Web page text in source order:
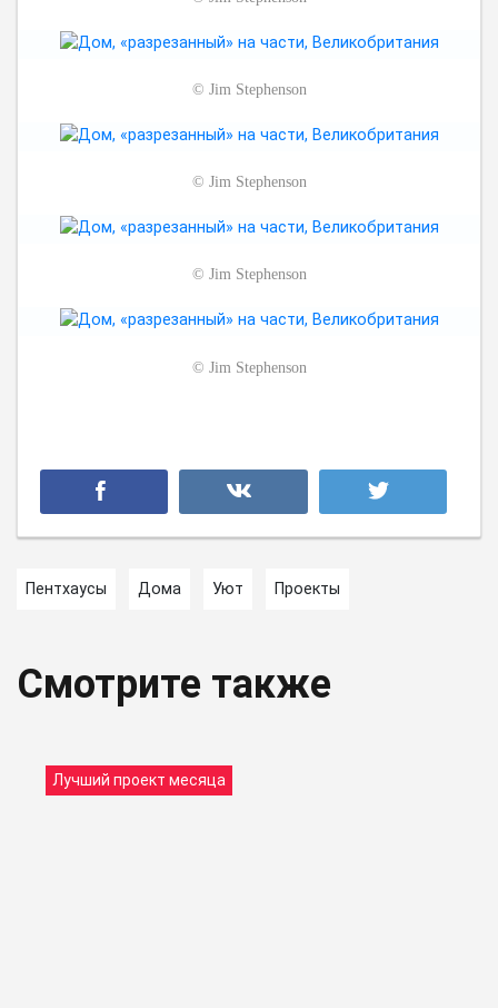
© Jim Stephenson
© Jim Stephenson
© Jim Stephenson
© Jim Stephenson
Пентхаусы Дома Уют Проекты
Смотрите также
Лучший проект месяца